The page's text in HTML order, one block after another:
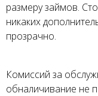
размеру займов.
никаких
прозрачно.
Комиссий за
обналичивание не